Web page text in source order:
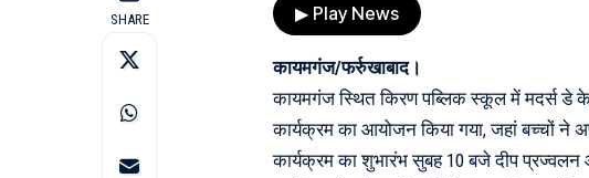
SHARE ▶ Play News
कायमगंज/फर्रुखाबाद।
कायमगंज स्थित किरण पब्लिक स्कूल में मदर्स डे के
कार्यक्रम का आयोजन किया गया, जहां बच्चों ने
कार्यक्रम का शुभारंभ सुबह 10 बजे दीप